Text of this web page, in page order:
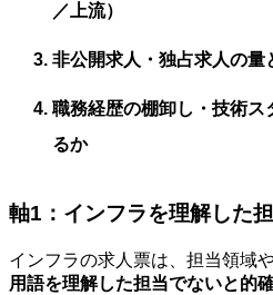
／上流）
非公開求人・独占求人の量
職務経歴の棚卸し・技術ス
るか
軸1：インフラを理解した
インフラの求人票は、担当領域
用語を理解した担当でないと的